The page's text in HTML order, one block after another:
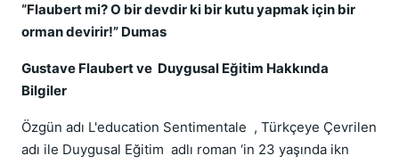
“Flaubert mi? O bir devdir ki bir kutu yapmak için bir
orman devirir!” Dumas
Gustave Flaubert ve Duygusal Eğitim Hakkında
Bilgiler
Özgün adı L'education Sentimentale , Türkçeye Çevrilen
adı ile Duygusal Eğitim adlı roman ‘in 23 yaşında ikn